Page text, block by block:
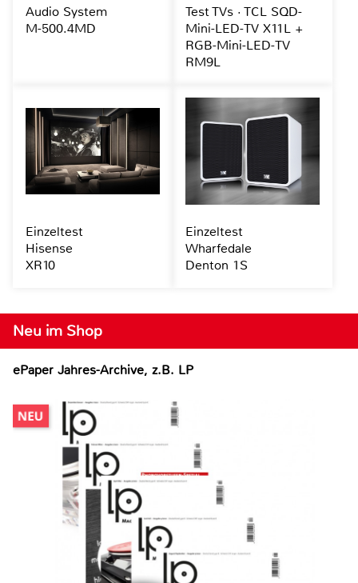
Neu im Shop
ePaper Jahres-Archive, z.B. LP
Audio System
M-500.4MD
Test TVs · TCL SQD-
Mini-LED-TV X11L +
RGB-Mini-LED-TV
RM9L
Einzeltest
Hisense
XR10
Einzeltest
Wharfedale
Denton 1S